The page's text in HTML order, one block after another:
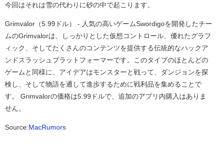
今回はそれは雪の代わりに砂の中で起こります。
Grimvalor（5.99ドル） - 人気の高いゲームSwordigoを開発したチー
ムのGrimvalorは、しっかりとした仮想コントロール、優れたグラフ
ィック、そしてたくさんのコンテンツを提供する伝統的なハックア
ンドスラッシュプラットフォーマーです。このタイプのほとんどの
ゲームと同様に、アイデアはモンスターと戦って、ダンジョンを探
検し、そして物語を通して進歩するために戦利品を集めることで
す。 Grimvalorの価格は5.99ドルで、追加のアプリ内購入はありま
せん。
Source:MacRumors